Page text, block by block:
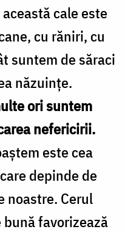
cale este
cu răniri, cu
suntem de săraci
năzuinţe.
ori suntem
nefericirii.
este cea
depinde de
noastre. Cerul
favorizează